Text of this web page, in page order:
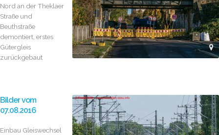
Nord an der Theklaer
Straße und
Beuthstraße
demontiert, erstes
Gütergleis
zurückgebaut
Bilder vom
07.08.2016
Einbau Gleiswechsel